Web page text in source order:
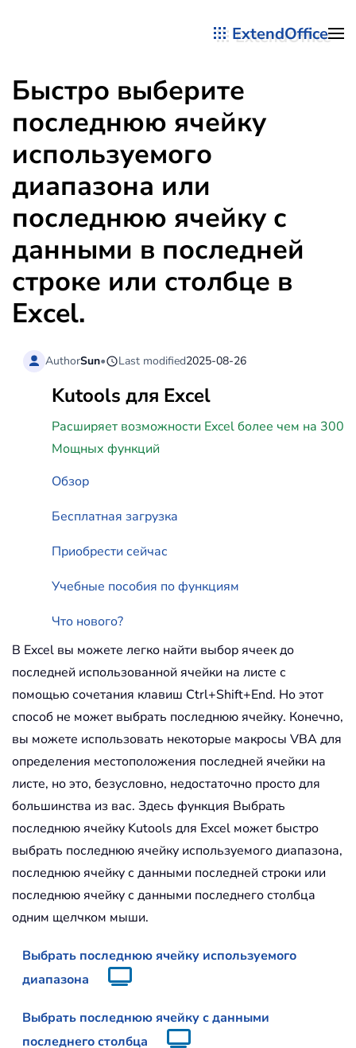
ExtendOffice
Быстро выберите
последнюю ячейку
используемого
диапазона или
последнюю ячейку с
данными в последней
строке или столбце в
Excel.
AuthorSun• Last modified2025-08-26
Kutools для Excel
Расширяет возможности Excel более чем на 300
Мощных функций
Обзор
Бесплатная загрузка
Приобрести сейчас
Учебные пособия по функциям
Что нового?
В Excel вы можете легко найти выбор ячеек до
последней использованной ячейки на листе с
помощью сочетания клавиш Ctrl+Shift+End. Но этот
способ не может выбрать последнюю ячейку. Конечно,
вы можете использовать некоторые макросы VBA для
определения местоположения последней ячейки на
листе, но это, безусловно, недостаточно просто для
большинства из вас. Здесь функция Выбрать
последнюю ячейку Kutools для Excel может быстро
выбрать последнюю ячейку используемого диапазона,
последнюю ячейку с данными последней строки или
последнюю ячейку с данными последнего столбца
одним щелчком мыши.
Выбрать последнюю ячейку используемого
диапазона
Выбрать последнюю ячейку с данными
последнего столбца